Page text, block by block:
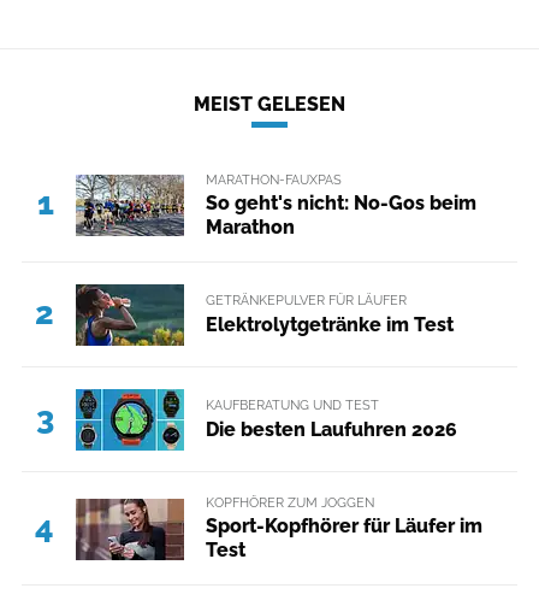
MEIST GELESEN
1
MARATHON-FAUXPAS
So geht's nicht: No-Gos beim
Marathon
2 GETRÄNKEPULVER FÜR LÄUFER
Elektrolytgetränke im Test
3 KAUFBERATUNG UND TEST
Die besten Laufuhren 2026
4
KOPFHÖRER ZUM JOGGEN
Sport-Kopfhörer für Läufer im
Test